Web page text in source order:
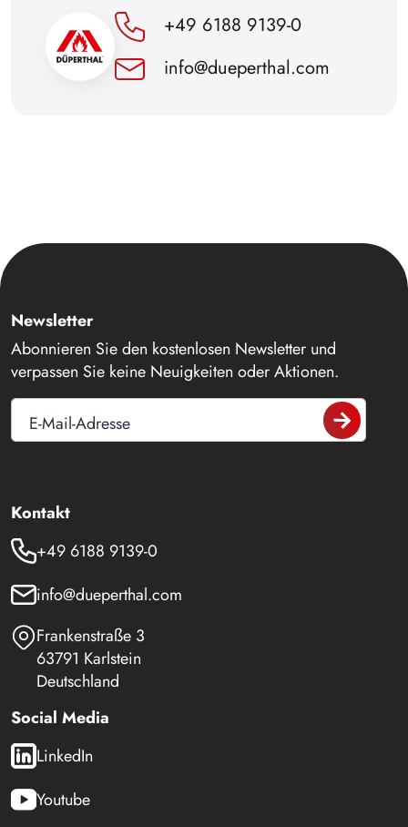
+49 6188 9139-0
info@dueperthal.com
Newsletter
Abonnieren Sie den kostenlosen Newsletter und
verpassen Sie keine Neuigkeiten oder Aktionen.
E-Mail-Adresse
Kontakt
+49 6188 9139-0
info@dueperthal.com
Frankenstraße 3
63791 Karlstein
Deutschland
Social Media
LinkedIn
Youtube